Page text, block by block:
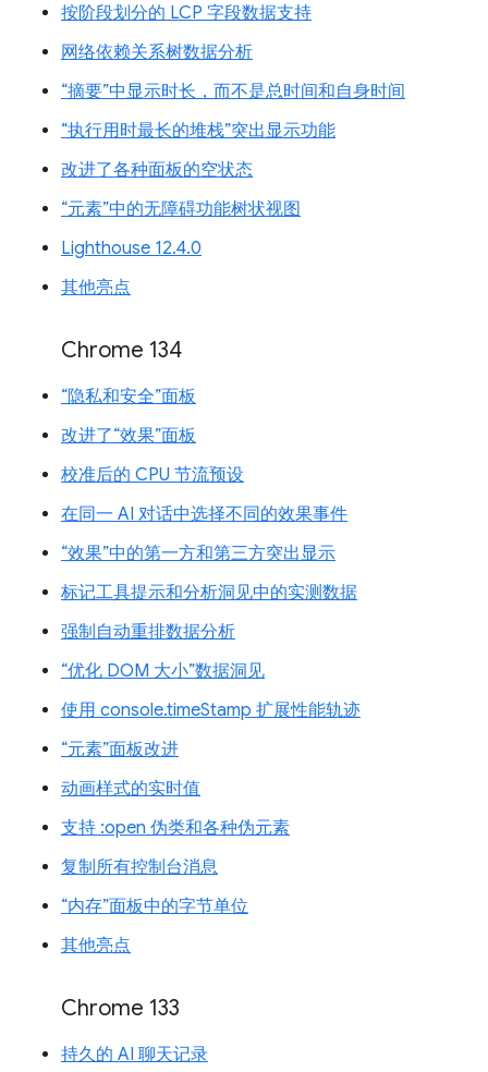
按阶段划分的 LCP 字段数据支持
网络依赖关系树数据分析
“摘要”中显示时长，而不是总时间和自身时间
“执行用时最长的堆栈”突出显示功能
改进了各种面板的空状态
“元素”中的无障碍功能树状视图
Lighthouse 12.4.0
其他亮点
Chrome 134
“隐私和安全”面板
改进了“效果”面板
校准后的 CPU 节流预设
在同一 AI 对话中选择不同的效果事件
“效果”中的第一方和第三方突出显示
标记工具提示和分析洞见中的实测数据
强制自动重排数据分析
“优化 DOM 大小”数据洞见
使用 console.timeStamp 扩展性能轨迹
“元素”面板改进
动画样式的实时值
支持 :open 伪类和各种伪元素
复制所有控制台消息
“内存”面板中的字节单位
其他亮点
Chrome 133
持久的 AI 聊天记录